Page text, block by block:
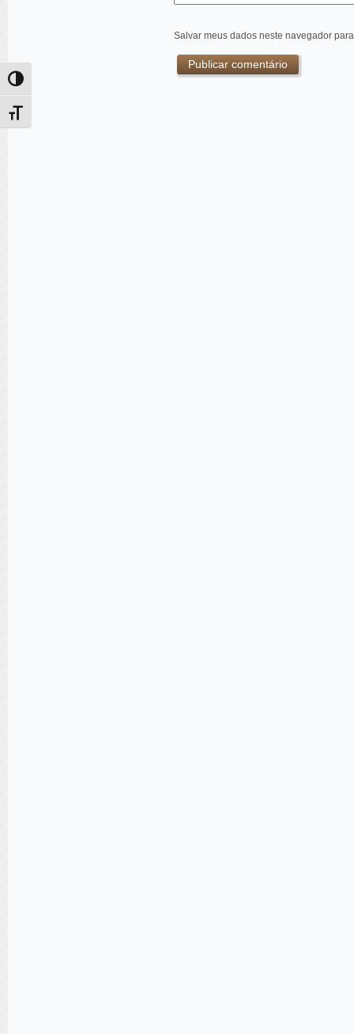
Alternar alto contraste
Alternar tamanho da fonte
Salvar meus dados neste navegador